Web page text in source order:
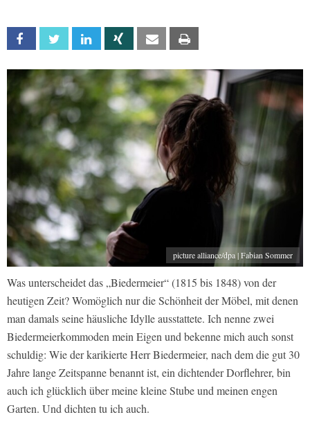
Facebook Twitter Linkedin Xing Email
picture alliance/dpa | Fabian Sommer
Was unterscheidet das „Biedermeier“ (1815 bis 1848) von der
heutigen Zeit? Womöglich nur die Schönheit der Möbel, mit denen
man damals seine häusliche Idylle ausstattete. Ich nenne zwei
Biedermeierkommoden mein Eigen und bekenne mich auch sonst
schuldig: Wie der karikierte Herr Biedermeier, nach dem die gut 30
Jahre lange Zeitspanne benannt ist, ein dichtender Dorflehrer, bin
auch ich glücklich über meine kleine Stube und meinen engen
Garten. Und dichten tu ich auch.